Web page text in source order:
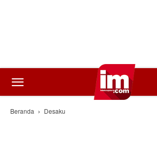
Beranda Desaku